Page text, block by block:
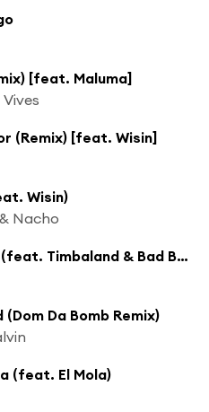
[feat. Maluma]
(Remix) [feat. Wisin]
Wisin)
Nacho
Move Your Body (feat. Timbaland & Bad Bunny)
Da Bomb Remix)
(feat. El Mola)